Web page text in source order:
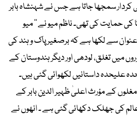
کردار سمجھا جاتا ہے جس نے شہنشاہ بابر
کی حمایت کی تھی۔ ناظم میو نے ’’ میو
عنوان سے لکھا ہے کہ برصغیر پاک و ہند کی
میں تغلق، لودھی اور دیگر ہندوستان کے
علیحدہ داستانیں لکھوائی گئی ہیں۔
کے مؤرث اعلیٰ ظہیر الدین بابر کے
عالم کی جھلک دکھائی گئی ہے ۔ انھوں نے